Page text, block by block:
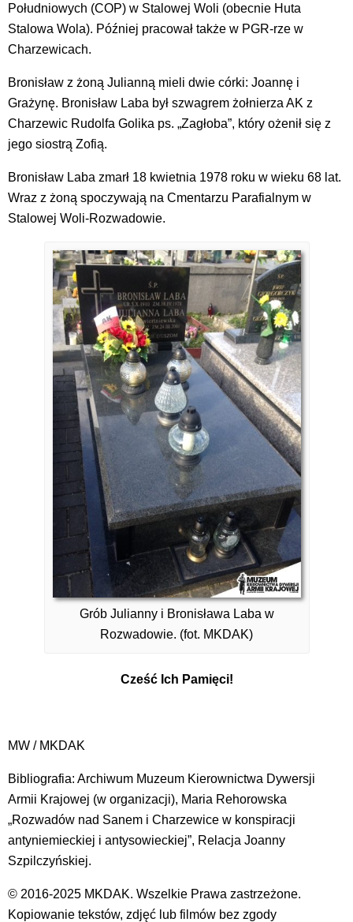
Południowych (COP) w Stalowej Woli (obecnie Huta
Stalowa Wola). Później pracował także w PGR-rze w
Charzewicach.
Bronisław z żoną Julianną mieli dwie córki: Joannę i
Grażynę. Bronisław Laba był szwagrem żołnierza AK z
Charzewic Rudolfa Golika ps. „Zagłoba”, który ożenił się z
jego siostrą Zofią.
Bronisław Laba zmarł 18 kwietnia 1978 roku w wieku 68 lat.
Wraz z żoną spoczywają na Cmentarzu Parafialnym w
Stalowej Woli-Rozwadowie.
Grób Julianny i Bronisława Laba w
Rozwadowie. (fot. MKDAK)
Cześć Ich Pamięci!
MW / MKDAK
Bibliografia: Archiwum Muzeum Kierownictwa Dywersji
Armii Krajowej (w organizacji), Maria Rehorowska
„Rozwadów nad Sanem i Charzewice w konspiracji
antyniemieckiej i antysowieckiej”, Relacja Joanny
Szpilczyńskiej.
© 2016-2025 MKDAK. Wszelkie Prawa zastrzeżone.
Kopiowanie tekstów, zdjęć lub filmów bez zgody